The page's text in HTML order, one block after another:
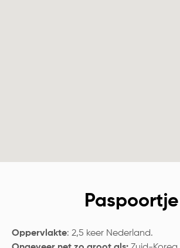
Paspoortje
Oppervlakte: 2,5 keer Nederland.